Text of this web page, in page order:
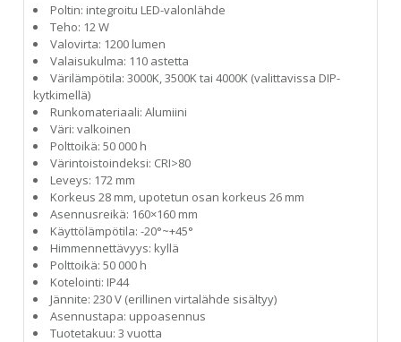
Poltin: integroitu LED-valonlähde
Teho: 12 W
Valovirta: 1200 lumen
Valaisukulma: 110 astetta
Värilämpötila: 3000K, 3500K tai 4000K (valittavissa DIP-
kytkimellä)
Runkomateriaali: Alumiini
Väri: valkoinen
Polttoikä: 50 000 h
Värintoistoindeksi: CRI>80
Leveys: 172 mm
Korkeus 28 mm, upotetun osan korkeus 26 mm
Asennusreikä: 160×160 mm
Käyttölämpötila: -20°~+45°
Himmennettävyys: kyllä
Polttoikä: 50 000 h
Kotelointi: IP44
Jännite: 230 V (erillinen virtalähde sisältyy)
Asennustapa: uppoasennus
Tuotetakuu: 3 vuotta